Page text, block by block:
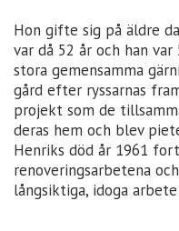
Hon gifte sig på äldre
var då 52 år och han var
stora gemensamma
gård efter ryssarnas
projekt som de
deras hem och blev
Henriks död år 1961
renoveringsarbetena
långsiktiga, idoga